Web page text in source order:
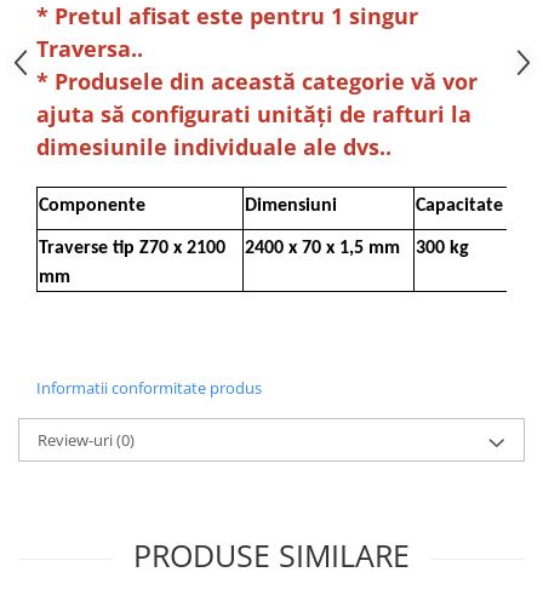
* Pretul afisat este pentru 1 singur
Traversa..
* Produsele din această categorie vă vor
ajuta să configurati unități de rafturi la
dimesiunile individuale ale dvs..
Componente Dimensiuni Capacitate
Traverse tip Z70 x 2100
mm
2400 x 70 x 1,5 mm 300 kg
Informatii conformitate produs
Review-uri(0)
PRODUSE SIMILARE